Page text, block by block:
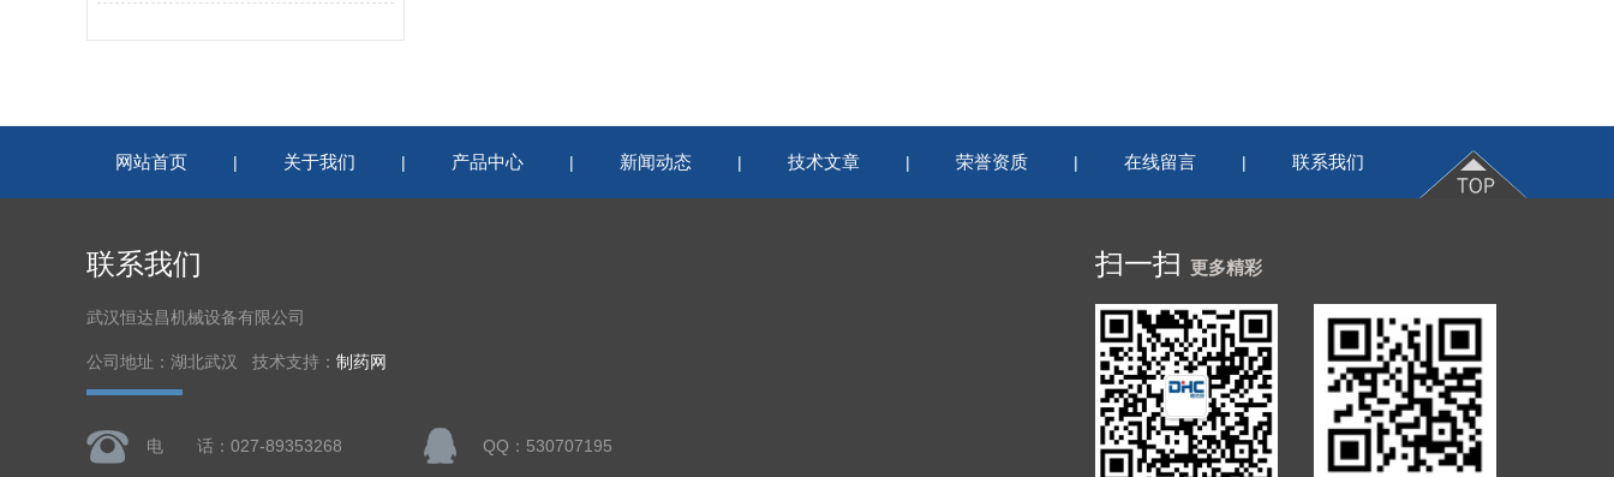
网站首页 | 关于我们 | 产品中心 | 新闻动态 | 技术文章 | 荣誉资质 | 在线留言 | 联系我们
联系我们
武汉恒达昌机械设备有限公司
公司地址：湖北武汉 技术支持： 制药网
电 话：027-89353268 QQ：530707195
扫一扫 更多精彩